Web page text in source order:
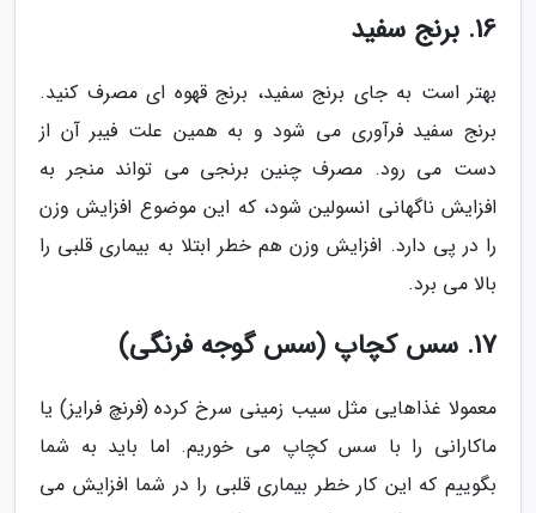
16. برنج سفید
بهتر است به جای برنج سفید، برنج قهوه ای مصرف کنید.
برنج سفید فرآوری می شود و به همین علت فیبر آن از
دست می رود. مصرف چنین برنجی می تواند منجر به
افزایش ناگهانی انسولین شود، که این موضوع افزایش وزن
را در پی دارد. افزایش وزن هم خطر ابتلا به بیماری قلبی را
بالا می برد.
17. سس کچاپ (سس گوجه فرنگی)
معمولا غذاهایی مثل سیب زمینی سرخ کرده (فرنچ فرایز) یا
ماکارانی را با سس کچاپ می خوریم. اما باید به شما
بگوییم که این کار خطر بیماری قلبی را در شما افزایش می